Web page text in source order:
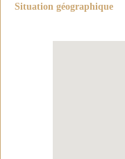
Situation géographique